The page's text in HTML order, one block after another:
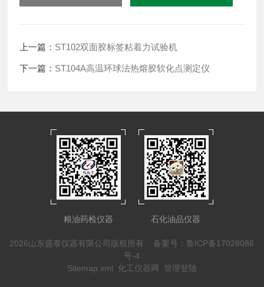
上一篇： ST102双面胶标签粘着力试验机
下一篇： ST104A高温环球法热熔胶软化点测定仪
粮油药检仪器 石化油品仪器
2026山东盛泰仪器有限公司版权所有 备案号：鲁ICP备17028086
号-4
Sitemap.xml 化工仪器网 管理登陆